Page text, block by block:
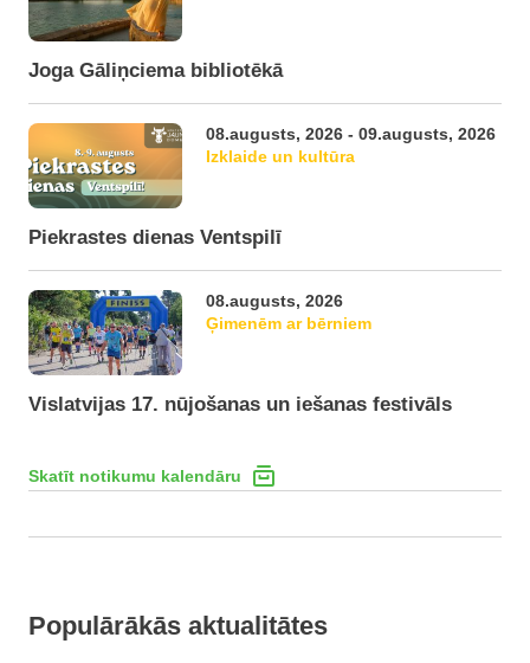
Joga Gāliņciema bibliotēkā
08.augusts, 2026 - 09.augusts, 2026
Izklaide un kultūra
Piekrastes dienas Ventspilī
08.augusts, 2026
Ģimenēm ar bērniem
Vislatvijas 17. nūjošanas un iešanas festivāls
Skatīt notikumu kalendāru
Populārākās aktualitātes